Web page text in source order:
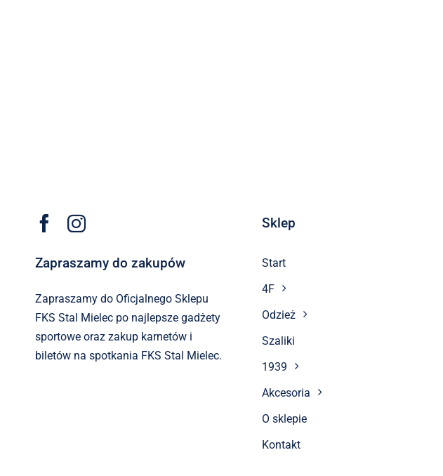
Zapraszamy do zakupów
Zapraszamy do Oficjalnego Sklepu
FKS Stal Mielec po najlepsze gadżety
sportowe oraz zakup karnetów i
biletów na spotkania FKS Stal Mielec.
Sklep
Start
4F
Odzież
Szaliki
1939
Akcesoria
O sklepie
Kontakt